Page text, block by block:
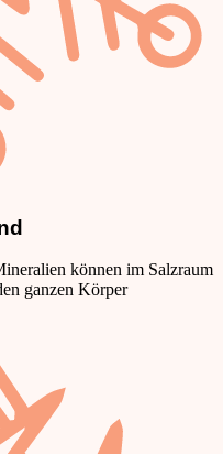
können im Salzraum
ganzen Körper